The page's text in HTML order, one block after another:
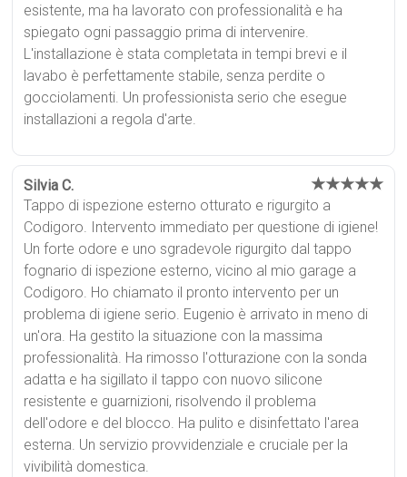
esistente, ma ha lavorato con professionalità e ha
spiegato ogni passaggio prima di intervenire.
L'installazione è stata completata in tempi brevi e il
lavabo è perfettamente stabile, senza perdite o
gocciolamenti. Un professionista serio che esegue
installazioni a regola d'arte.
Silvia C. ★★★★★
Tappo di ispezione esterno otturato e rigurgito a
Codigoro. Intervento immediato per questione di igiene!
Un forte odore e uno sgradevole rigurgito dal tappo
fognario di ispezione esterno, vicino al mio garage a
Codigoro. Ho chiamato il pronto intervento per un
problema di igiene serio. Eugenio è arrivato in meno di
un'ora. Ha gestito la situazione con la massima
professionalità. Ha rimosso l'otturazione con la sonda
adatta e ha sigillato il tappo con nuovo silicone
resistente e guarnizioni, risolvendo il problema
dell'odore e del blocco. Ha pulito e disinfettato l'area
esterna. Un servizio provvidenziale e cruciale per la
vivibilità domestica.